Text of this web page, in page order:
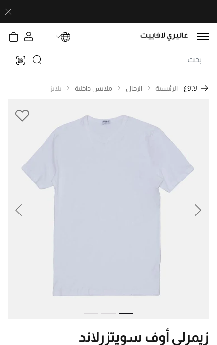
رجوع الرئيسية الرجال ملابس داخلية بلايز
Next
زيمرلي أوف سويتزرلاند